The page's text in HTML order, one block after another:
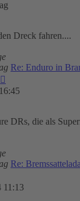
Dreck fahren....
Re: Enduro in
Beitrag
DRs, die als
Re:
11:13